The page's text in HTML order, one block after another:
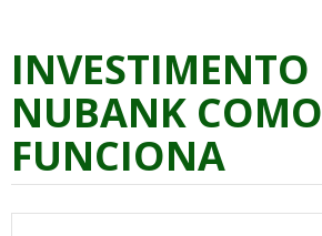
INVESTIMENTO
NUBANK COMO
FUNCIONA